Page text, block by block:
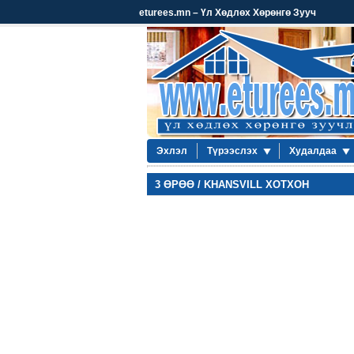
eturees.mn – Үл Хөдлөх Хөрөнгө Зууч
Эхлэл Түрээслэх Худалдаа
3 ӨРӨӨ / KHANSVILL ХОТХОН